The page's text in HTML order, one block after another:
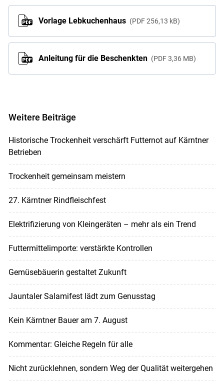
Vorlage Lebkuchenhaus PDF 256,13 kB
Anleitung für die Beschenkten PDF 3,36 MB
Weitere Beiträge
Historische Trockenheit verschärft Futternot auf Kärntner
Betrieben
Trockenheit gemeinsam meistern
27. Kärntner Rindfleischfest
Elektrifizierung von Kleingeräten – mehr als ein Trend
Futtermittelimporte: verstärkte Kontrollen
Gemüsebäuerin gestaltet Zukunft
Jauntaler Salamifest lädt zum Genusstag
Kein Kärntner Bauer am 7. August
Kommentar: Gleiche Regeln für alle
Nicht zurücklehnen, sondern Weg der Qualität weitergehen